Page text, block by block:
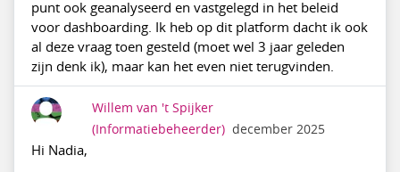
punt ook geanalyseerd en vastgelegd in het beleid
voor dashboarding. Ik heb op dit platform dacht ik ook
al deze vraag toen gesteld (moet wel 3 jaar geleden
zijn denk ik), maar kan het even niet terugvinden.
Willem van 't Spijker
(Informatiebeheerder) december 2025
Hi Nadia,